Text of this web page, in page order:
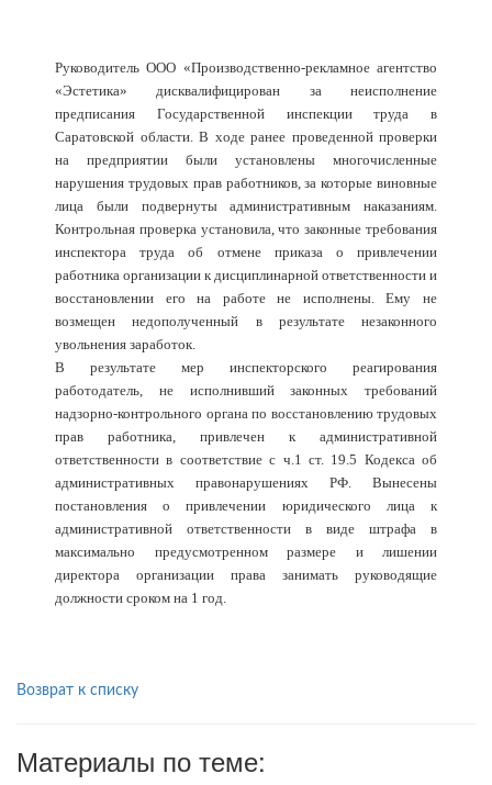
Руководитель ООО «Производственно-рекламное агентство
«Эстетика» дисквалифицирован за неисполнение
предписания Государственной инспекции труда в
Саратовской области. В ходе ранее проведенной проверки
на предприятии были установлены многочисленные
нарушения трудовых прав работников, за которые виновные
лица были подвернуты административным наказаниям.
Контрольная проверка установила, что законные требования
инспектора труда об отмене приказа о привлечении
работника организации к дисциплинарной ответственности и
восстановлении его на работе не исполнены. Ему не
возмещен недополученный в результате незаконного
увольнения заработок.
В результате мер инспекторского реагирования
работодатель, не исполнивший законных требований
надзорно-контрольного органа по восстановлению трудовых
прав работника, привлечен к административной
ответственности в соответствие с ч.1 ст. 19.5 Кодекса об
административных правонарушениях РФ. Вынесены
постановления о привлечении юридического лица к
административной ответственности в виде штрафа в
максимально предусмотренном размере и лишении
директора организации права занимать руководящие
должности сроком на 1 год.
Возврат к списку
Материалы по теме: